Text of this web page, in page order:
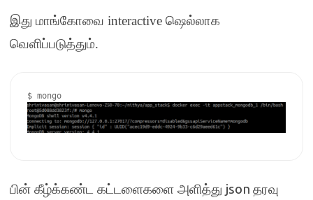
இது மாங்கோவை interactive ஷெல்லாக
வெளிப்படுத்தும்.
பின் கீழ்க்கண்ட கட்டளைகளை அளித்து json தரவு